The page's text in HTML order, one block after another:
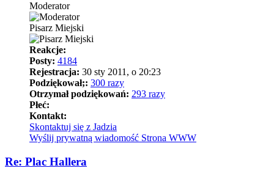
Moderator
Pisarz Miejski
Reakcje:
Posty: 4184
Rejestracja: 30 sty 2011, o 20:23
Podziękował;: 300 razy
Otrzymał podziękowań: 293 razy
Płeć:
Kontakt:
Skontaktuj się z Jadzia
Wyślij prywatną wiadomość Strona WWW
Re: Plac Hallera